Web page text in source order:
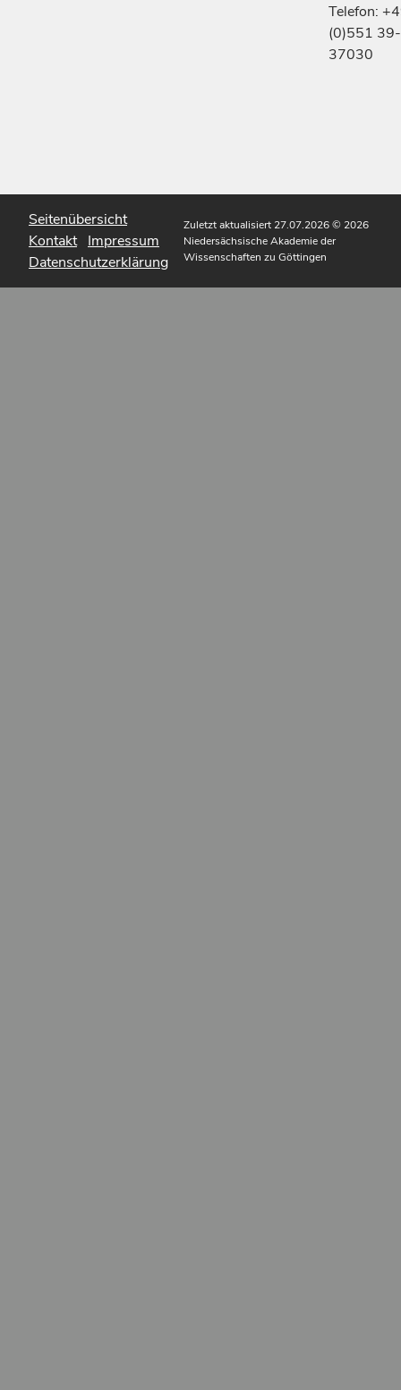
Telefon:
(0)551 39-
37030
Seitenübersicht
Kontakt Impressum
Datenschutzerklärung
Zuletzt aktualisiert 27.07.2026© 2026
Niedersächsische Akademie der
Wissenschaften zu Göttingen